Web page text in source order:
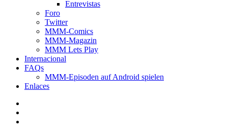
Entrevistas
Foro
Twitter
MMM-Comics
MMM-Magazin
MMM Lets Play
Internacional
FAQs
MMM-Episoden auf Android spielen
Enlaces